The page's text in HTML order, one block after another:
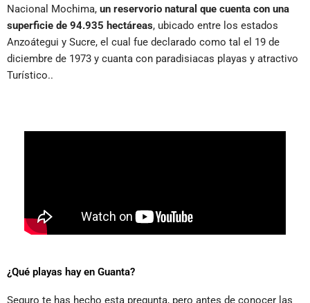
Nacional Mochima, un reservorio natural que cuenta con una
superficie de 94.935 hectáreas, ubicado entre los estados
Anzoátegui y Sucre, el cual fue declarado como tal el 19 de
diciembre de 1973 y cuanta con paradisiacas playas y atractivo
Turístico..
¿Qué playas hay en Guanta?
Seguro te has hecho esta pregunta, pero antes de conocer las